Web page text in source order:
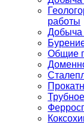
работы
Добыча
Общие